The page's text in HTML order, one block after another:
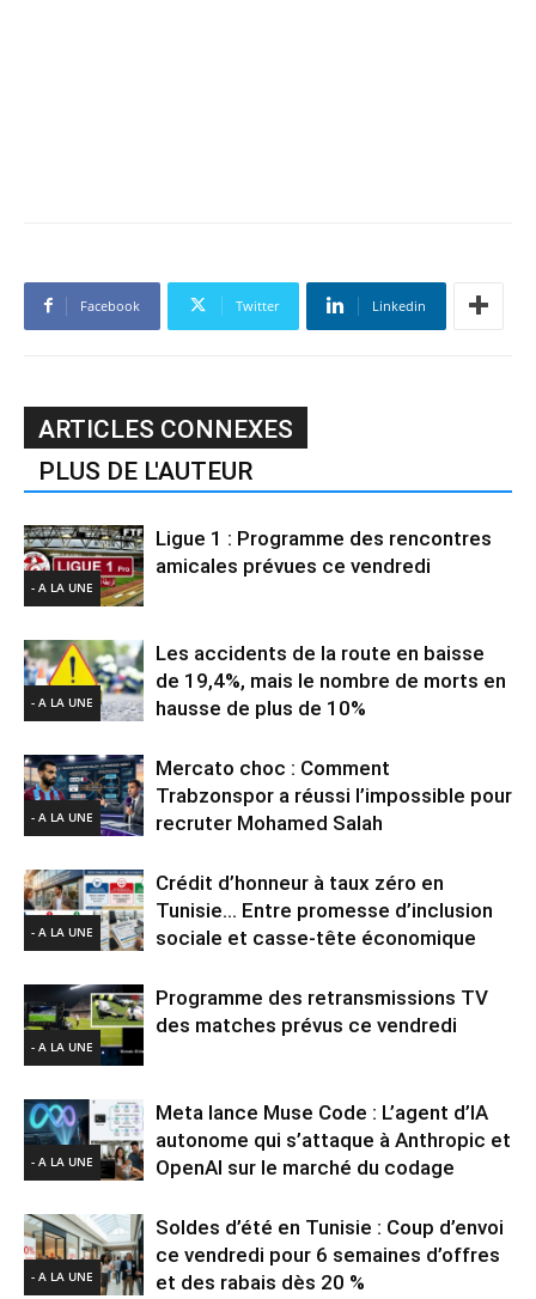
Facebook Twitter Linkedin
ARTICLES CONNEXES
PLUS DE L'AUTEUR
- A LA UNE
Ligue 1 : Programme des rencontres
amicales prévues ce vendredi
- A LA UNE
Les accidents de la route en baisse
de 19,4%, mais le nombre de morts en
hausse de plus de 10%
- A LA UNE
Mercato choc : Comment
Trabzonspor a réussi l’impossible pour
recruter Mohamed Salah
- A LA UNE
Crédit d’honneur à taux zéro en
Tunisie… Entre promesse d’inclusion
sociale et casse-tête économique
- A LA UNE
Programme des retransmissions TV
des matches prévus ce vendredi
- A LA UNE
Meta lance Muse Code : L’agent d’IA
autonome qui s’attaque à Anthropic et
OpenAI sur le marché du codage
- A LA UNE
Soldes d’été en Tunisie : Coup d’envoi
ce vendredi pour 6 semaines d’offres
et des rabais dès 20 %